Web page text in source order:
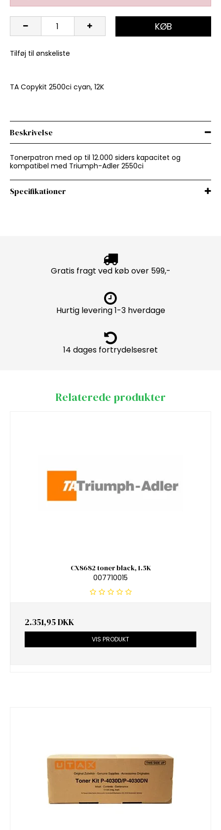
KØB
Tilføj til ønskeliste
TA Copykit 2500ci cyan, 12K
Beskrivelse
Tonerpatron med op til 12.000 siders kapacitet og
kompatibel med Triumph-Adler 2550ci
Specifikationer
Gratis fragt ved køb over 599,-
Hurtig levering 1-3 hverdage
14 dages fortrydelsesret
Relaterede produkter
CX8682 toner black, 1.5K
007710015
2.351,95 DKK
VIS PRODUKT